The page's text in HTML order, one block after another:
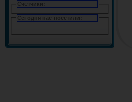
Счетчики:
Сегодня нас посетили: